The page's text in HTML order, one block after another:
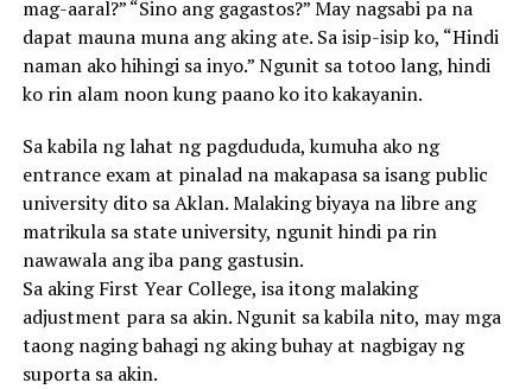
mag-aaral?” “Sino ang gagastos?” May nagsabi pa na
dapat mauna muna ang aking ate. Sa isip-isip ko, “Hindi
naman ako hihingi sa inyo.” Ngunit sa totoo lang, hindi
ko rin alam noon kung paano ko ito kakayanin.
Sa kabila ng lahat ng pagdududa, kumuha ako ng
entrance exam at pinalad na makapasa sa isang public
university dito sa Aklan. Malaking biyaya na libre ang
matrikula sa state university, ngunit hindi pa rin
nawawala ang iba pang gastusin.
Sa aking First Year College, isa itong malaking
adjustment para sa akin. Ngunit sa kabila nito, may mga
taong naging bahagi ng aking buhay at nagbigay ng
suporta sa akin.